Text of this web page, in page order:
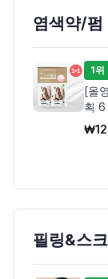
염색약/펌
1위
[올
획
₩
필링&스